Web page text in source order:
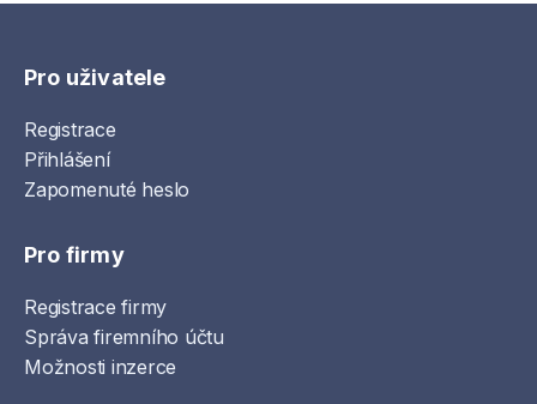
Pro uživatele
Registrace
Přihlášení
Zapomenuté heslo
Pro firmy
Registrace firmy
Správa firemního účtu
Možnosti inzerce